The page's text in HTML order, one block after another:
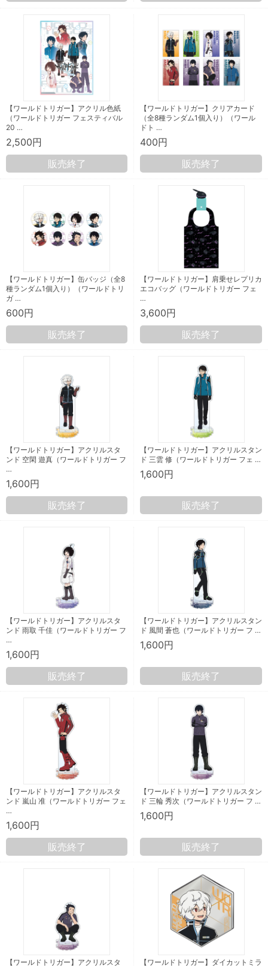
【ワールドトリガー】アクリル色紙
（ワールドトリガー フェスティバル
20 …
2,500円
販売終了
【ワールドトリガー】クリアカード
（全8種ランダム1個入り）（ワール
ドト …
400円
販売終了
【ワールドトリガー】缶バッジ（全8
種ランダム1個入り）（ワールドトリ
ガ …
600円
販売終了
【ワールドトリガー】肩乗せレプリカ
エコバッグ（ワールドトリガー フェ
…
3,600円
販売終了
【ワールドトリガー】アクリルスタ
ンド 空閑 遊真（ワールドトリガー フ
…
1,600円
販売終了
【ワールドトリガー】アクリルスタン
ド 三雲 修（ワールドトリガー フェ …
1,600円
販売終了
【ワールドトリガー】アクリルスタ
ンド 雨取 千佳（ワールドトリガー フ
…
1,600円
販売終了
【ワールドトリガー】アクリルスタン
ド 風間 蒼也（ワールドトリガー フ …
1,600円
販売終了
【ワールドトリガー】アクリルスタ
ンド 嵐山 准（ワールドトリガー フェ
…
1,600円
販売終了
【ワールドトリガー】アクリルスタン
ド 三輪 秀次（ワールドトリガー フ …
1,600円
販売終了
【ワールドトリガー】アクリルスタ 【ワールドトリガー】ダイカットミラ